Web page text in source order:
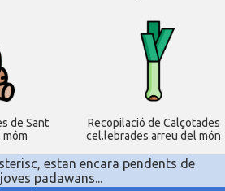
de Sant
Recopilació de Calçotades
cel.lebrades arreu del món
estan encara pendents de
padawans...